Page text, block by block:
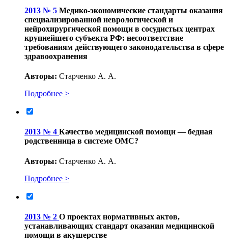
2013 № 5 Медико-экономические стандарты оказания
специализированной неврологической и
нейрохирургической помощи в сосудистых центрах
крупнейшего субъекта РФ: несоответствие
требованиям действующего законодательства в сфере
здравоохранения
Авторы: Старченко А. А.
Подробнее >
2013 № 4 Качество медицинской помощи — бедная
родственница в системе ОМС?
Авторы: Старченко А. А.
Подробнее >
2013 № 2 О проектах нормативных актов,
устанавливающих стандарт оказания медицинской
помощи в акушерстве